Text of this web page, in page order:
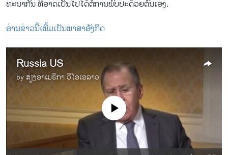
ທະນາ​ກັນ ທີ່​ອາດ​ເປັນ​ໄປ​ໄດ້​ຕໍ່​ການ​ພົບ​ປະ​ດ້ວຍ​ຕົນ​ເອງ.
ອ່ານຂ່າວນີ້ເພີ້ມເປັນພາສາອັງກິດ
Russia US
by ສຽງອາເມຣິກາ ວີໂອເອລາວ
No media source currently available